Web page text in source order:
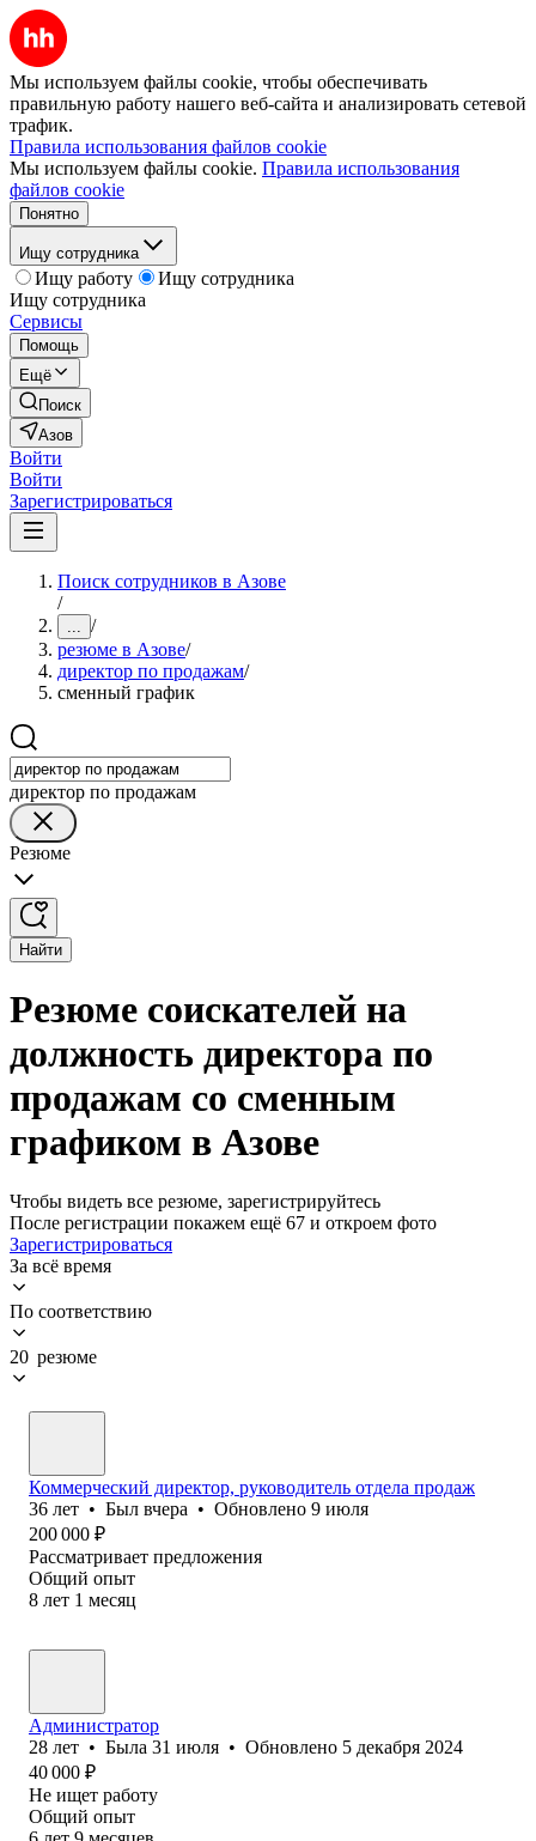
Мы используем файлы cookie, чтобы обеспечивать
правильную работу нашего веб-сайта и анализировать сетевой
трафик.
Правила использования файлов cookie
Мы используем файлы cookie. Правила использования
файлов cookie
Понятно
Ищу сотрудника
Ищу работу
Ищу сотрудника
Ищу сотрудника
Сервисы
Помощь
Ещё
Поиск
Азов
Войти
Войти
Зарегистрироваться
Поиск сотрудников в Азове
/
... /
резюме в Азове/
директор по продажам/
сменный график
директор по продажам
Резюме
Найти
Резюме соискателей на
должность директора по
продажам со сменным
графиком в Азове
Чтобы видеть все резюме, зарегистрируйтесь
После регистрации покажем ещё 67 и откроем фото
Зарегистрироваться
За всё время
По соответствию
20 резюме
Коммерческий директор, руководитель отдела продаж
36 лет • Был вчера • Обновлено 9 июля
200 000 ₽
Рассматривает предложения
Общий опыт
8 лет 1 месяц
Администратор
28 лет • Была 31 июля • Обновлено 5 декабря 2024
40 000 ₽
Не ищет работу
Общий опыт